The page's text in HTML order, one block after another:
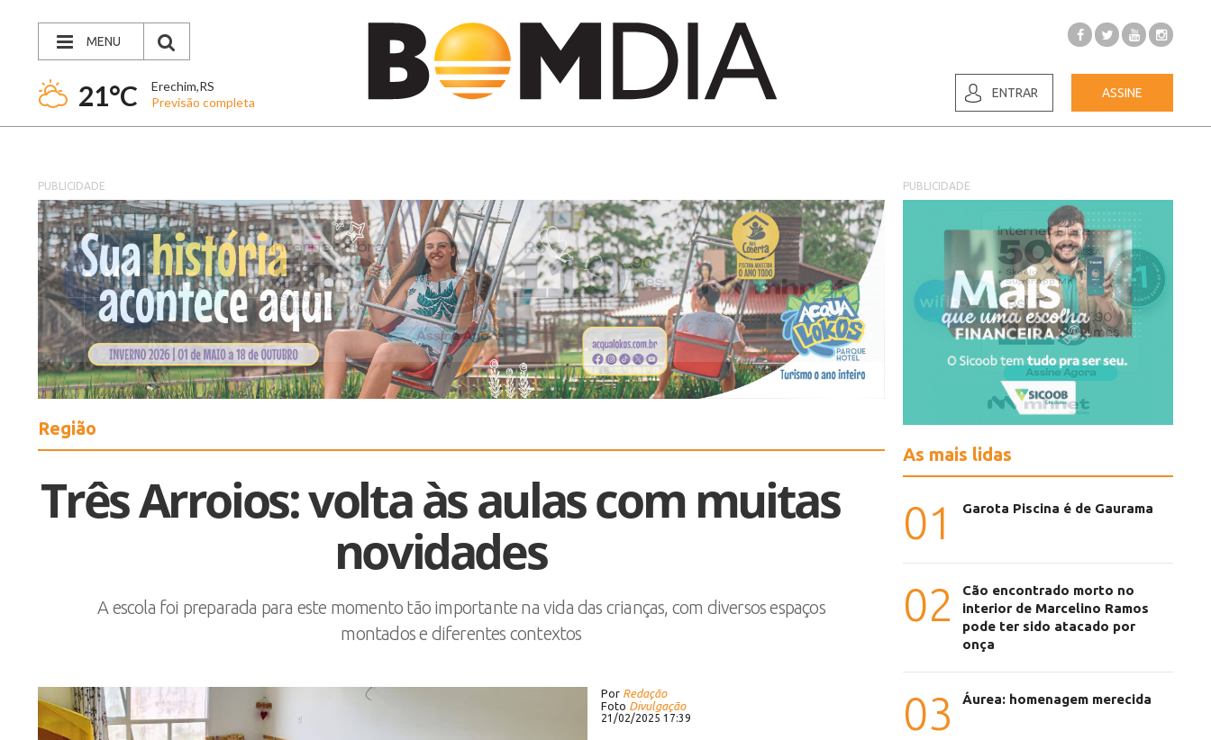
MENU
21°C
Erechim,RS
Previsão completa
ENTRAR ASSINE
PUBLICIDADE
Região
Três Arroios: volta às aulas com muitas
novidades
A escola foi preparada para este momento tão importante na vida das crianças, com diversos espaços
montados e diferentes contextos
Por Redação
Foto Divulgação
21/02/2025 17:39
PUBLICIDADE
As mais lidas
01 Garota Piscina é de Gaurama
02
Cão encontrado morto no
interior de Marcelino Ramos
pode ter sido atacado por
onça
03 Áurea: homenagem merecida